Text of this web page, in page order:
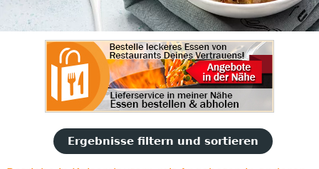
Ergebnisse filtern und sortieren